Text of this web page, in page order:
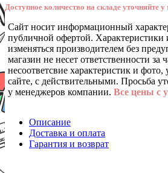
Доступное количество на складе уточняйте
Сайт носит информационный
публичной офертой. Характеристики
изменяться производителем без
магазин не несет ответственности за
несоответсвие характеристик и
сайте, с действительными. Просьба
у менеджеров компании. Все цены с
Описание
Доставка и оплата
Гарантия и возврат